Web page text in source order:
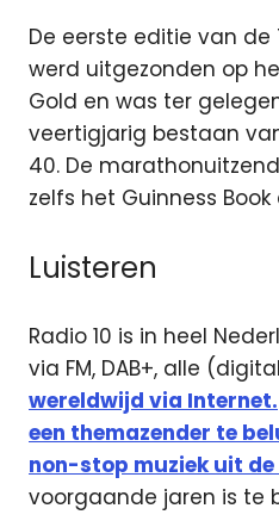
De eerste editie van de
werd uitgezonden op
Gold en was ter
veertigjarig bestaan
40. De
zelfs het Guinness Book
Luisteren
Radio 10 is in heel
via FM, DAB+, alle
wereldwijd via Internet.
een themazender te
non-stop muziek uit
voorgaande jaren is te